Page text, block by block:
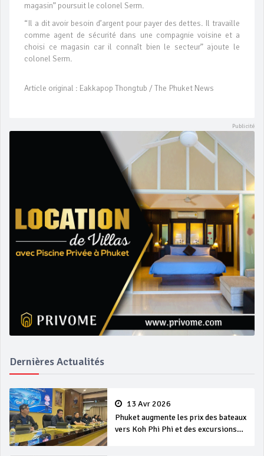
magasin” poursuit le colonel Serm.
“Il a dit avoir besoin d’argent pour payer des dettes. Il travaille
comme agent de sécurité dans une compagnie voisine et a
choisi ce magasin car il connaît bien le secteur” ajoute le
colonel Serm.
Article original : Eakkapop Thongtub / The Phuket News
Dernières Actualités
13 Avr 2026
Phuket augmente les prix des bateaux
vers Koh Phi Phi et des excursions